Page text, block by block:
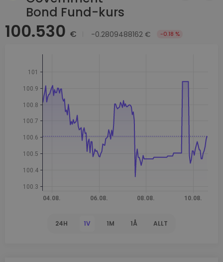
Bond Fund-kurs
100.530 € -0.2809488162 € -0.18 %
24H 1V 1M 1Å ALLT